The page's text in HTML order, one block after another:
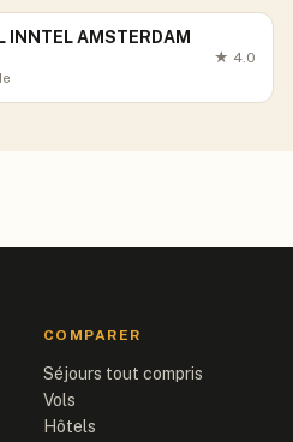
INNTEL AMSTERDAM
★ 4.0
COMPARER
Séjours tout compris
Vols
Hôtels